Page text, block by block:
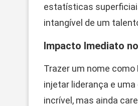
estatísticas
intangível de um
Impacto Imediato
Trazer um nome como
injetar liderança e
incrível, mas ainda